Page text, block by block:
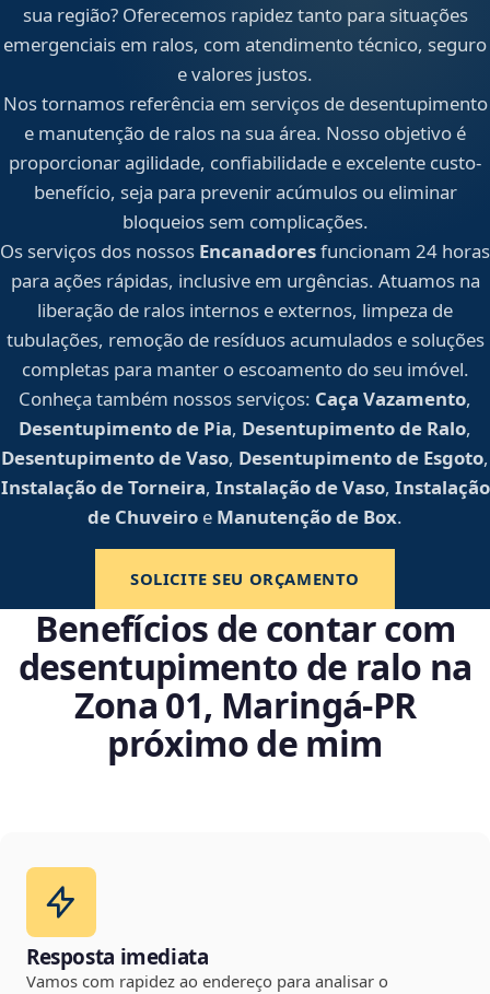
sua região? Oferecemos rapidez tanto para situações
emergenciais em ralos, com atendimento técnico, seguro
e valores justos.
Nos tornamos referência em serviços de desentupimento
e manutenção de ralos na sua área. Nosso objetivo é
proporcionar agilidade, confiabilidade e excelente custo-
benefício, seja para prevenir acúmulos ou eliminar
bloqueios sem complicações.
Os serviços dos nossos Encanadoresfuncionam 24 horas
para ações rápidas, inclusive em urgências. Atuamos na
liberação de ralos internos e externos, limpeza de
tubulações, remoção de resíduos acumulados e soluções
completas para manter o escoamento do seu imóvel.
Conheça também nossos serviços: Caça Vazamento,
Desentupimento de Pia, Desentupimento de Ralo,
Desentupimento de Vaso, Desentupimento de Esgoto,
Instalação de Torneira, Instalação de Vaso, Instalação
de Chuveiro e Manutenção de Box.
SOLICITE SEU ORÇAMENTO
Benefícios de contar com
desentupimento de ralo na
Zona 01, Maringá‑PR
próximo de mim
Resposta imediata
Vamos com rapidez ao endereço para analisar o